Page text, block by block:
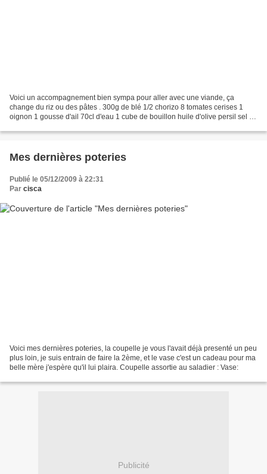
Voici un accompagnement bien sympa pour aller avec une viande, ça
change du riz ou des pâtes . 300g de blé 1/2 chorizo 8 tomates cerises 1
oignon 1 gousse d'ail 70cl d'eau 1 cube de bouillon huile d'olive persil sel et
Mes dernières poteries
Publié le 05/12/2009 à 22:31
Par cisca
Voici mes dernières poteries, la coupelle je vous l'avait déjà presenté un peu
plus loin, je suis entrain de faire la 2ème, et le vase c'est un cadeau pour ma
belle mère j'espère qu'il lui plaira. Coupelle assortie au saladier : Vase:
Publicité